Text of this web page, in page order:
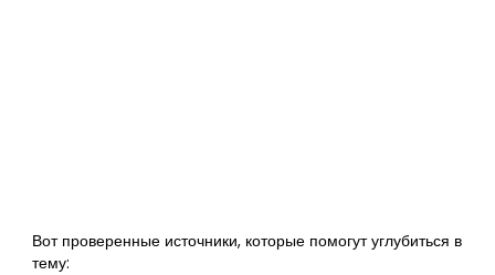
Вот проверенные источники, которые помогут углубиться в
тему: